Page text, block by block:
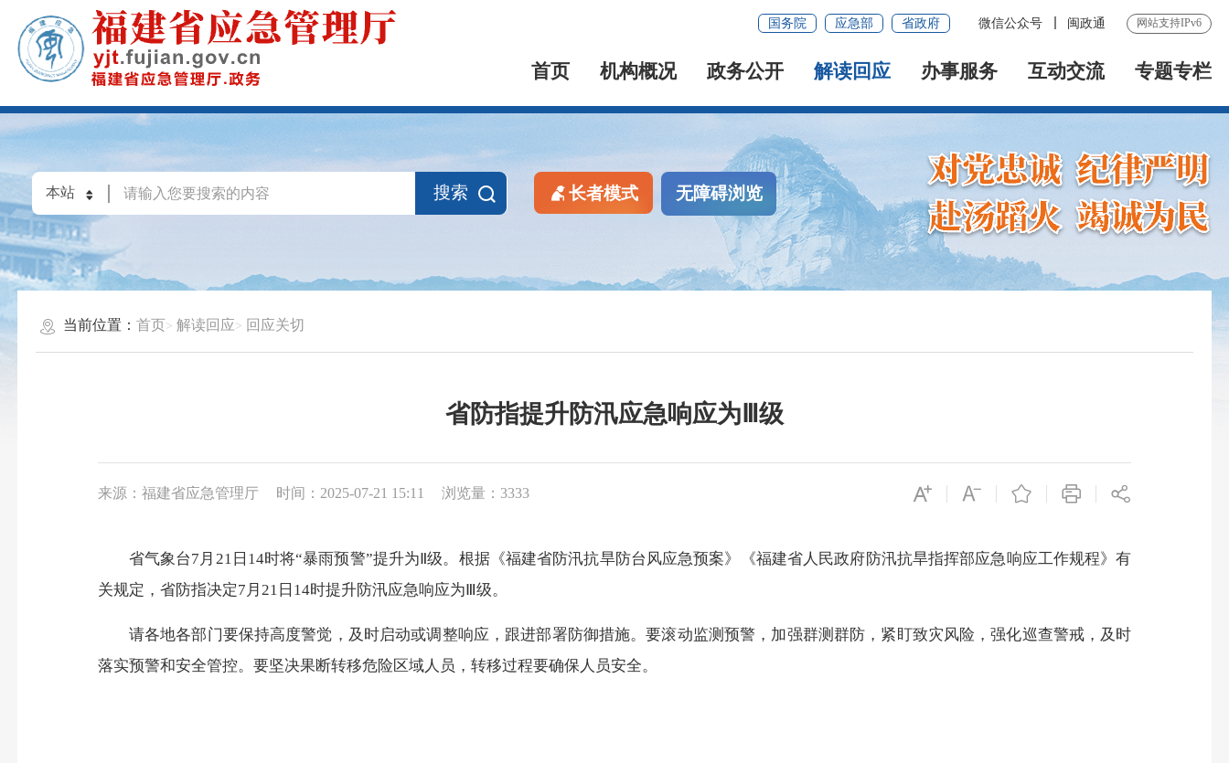
国务院 应急部 省政府 微信公众号 闽政通 网站支持IPv6
首页 机构概况 政务公开 解读回应 办事服务 互动交流 专题专栏
搜索 长者模式 无障碍浏览
当前位置：首页 解读回应 回应关切
省防指提升防汛应急响应为Ⅲ级
来源：福建省应急管理厅 时间：2025-07-21 15:11 浏览量：3333
省气象台7月21日14时将“暴雨预警”提升为Ⅱ级。根据《福建省防汛抗旱防台风应急预案》《福建省人民政府防汛抗旱指挥部应急响应工作规程》有
关规定，省防指决定7月21日14时提升防汛应急响应为Ⅲ级。
请各地各部门要保持高度警觉，及时启动或调整响应，跟进部署防御措施。要滚动监测预警，加强群测群防，紧盯致灾风险，强化巡查警戒，及时
落实预警和安全管控。要坚决果断转移危险区域人员，转移过程要确保人员安全。